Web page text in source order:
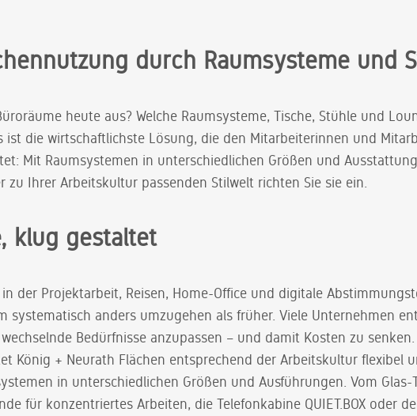
durch Raumsysteme und
heute aus? Welche Raumsysteme, Tische, Stühle und
ist die wirtschaftlichste Lösung, die den Mitarbeiterinnen und
Mit Raumsystemen in unterschiedlichen Größen und
zu Ihrer Arbeitskultur passenden Stilwelt richten Sie sie ein.
klug gestaltet
der Projektarbeit, Reisen, Home-Office und digitale
systematisch anders umzugehen als früher. Viele Unternehmen
Bedürfnisse anzupassen – und damit Kosten zu
König + Neurath Flächen entsprechend der Arbeitskultur flexibel
in unterschiedlichen Größen und Ausführungen. Vom Glas-
für konzentriertes Arbeiten, die Telefonkabine QUIET.BOX oder